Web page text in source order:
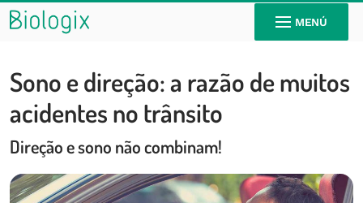
MENÚ
Sono e direção: a razão de muitos
acidentes no trânsito
Direção e sono não combinam!